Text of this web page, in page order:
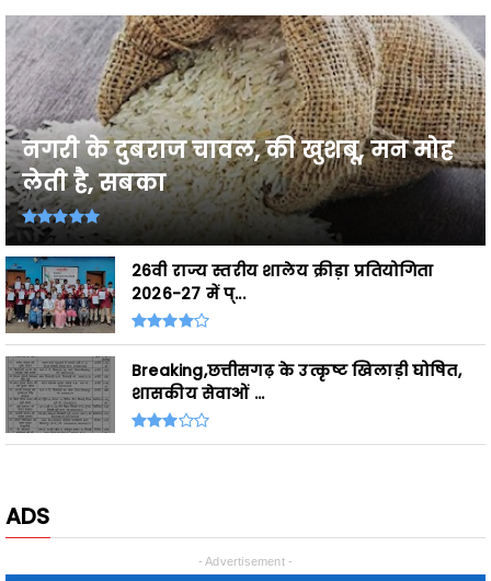
नगरी के दुबराज चावल, की खुशबू, मन मोह
लेती है, सबका
26वी राज्य स्तरीय शालेय क्रीड़ा प्रतियोगिता
2026-27 में प्...
Breaking,छत्तीसगढ़ के उत्कृष्ट खिलाड़ी घोषित,
शासकीय सेवाओं ...
ADS